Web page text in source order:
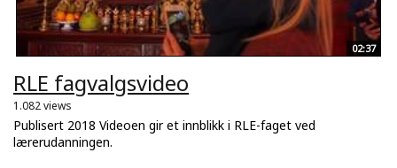
02:37
RLE fagvalgsvideo
1.082 views
Publisert 2018 Videoen gir et innblikk i RLE-faget ved
lærerudanningen.